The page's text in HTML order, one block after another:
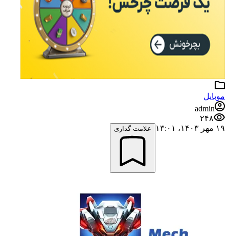
موبایل
admin
۲۴۸
۱۹ مهر ۱۴۰۳،‏ ۱۳:۰۱
علامت گذاری